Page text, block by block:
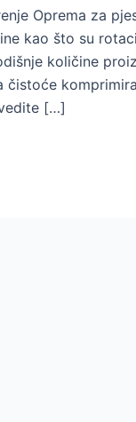
Oprema za
kao što su
količine
[…]